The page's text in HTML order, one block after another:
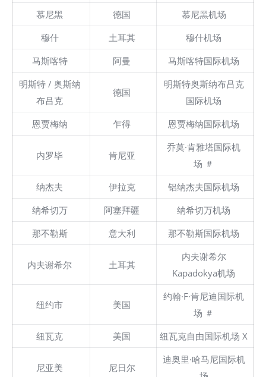
慕尼黑
德国
慕尼黑机场
穆什
土耳其
穆什机场
马斯喀特
阿曼
马斯喀特国际机场
明斯特 / 奥斯纳
布吕克
德国
明斯特奥斯纳布吕克
国际机场
恩贾梅纳
乍得 恩贾梅纳国际机场
内罗毕 肯尼亚
乔莫·肯雅塔国际机
场 ＃
纳杰夫
伊拉克
铝纳杰夫国际机场
纳希切万
阿塞拜疆
纳希切万机场
那不勒斯
意大利 那不勒斯国际机场
内夫谢希尔 土耳其
内夫谢希尔
Kapadokya机场
纽约市 美国
约翰·F·肯尼迪国际机
场 ＃
纽瓦克
美国 纽瓦克自由国际机场 X
尼亚美 尼日尔
迪奥里·哈马尼国际机